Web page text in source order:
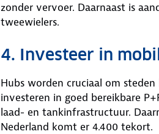
zonder vervoer. Daarnaast is
tweewielers.
4. Investeer in
Hubs worden cruciaal om
investeren in goed bereikbare
laad- en tankinfrastructuur.
Nederland komt er 4.400 tekort.